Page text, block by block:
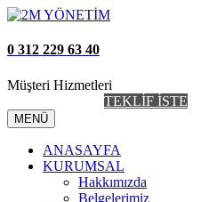
0 312 229 63 40
Müşteri Hizmetleri
TEKLİF İSTE
MENÜ
ANASAYFA
KURUMSAL
Hakkımızda
Belgelerimiz